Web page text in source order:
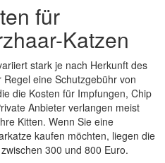
für
Katzen
stark je nach Herkunft des
eine Schutzgebühr von
die Kosten für Impfungen, Chip
Anbieter verlangen meist
Kitten. Wenn Sie eine
kaufen möchten, liegen die
300 und 800 Euro.